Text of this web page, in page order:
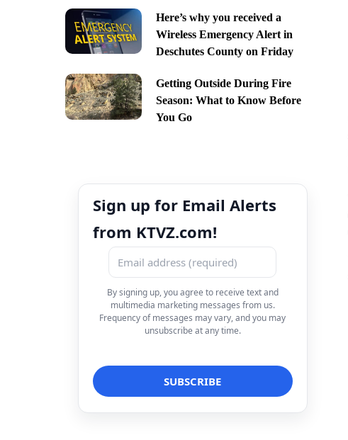
Here’s why you received a
Wireless Emergency Alert in
Deschutes County on Friday
Getting Outside During Fire
Season: What to Know Before
You Go
Sign up for Email Alerts
from KTVZ.com!
By signing up, you agree to receive text and
multimedia marketing messages from us.
Frequency of messages may vary, and you may
unsubscribe at any time.